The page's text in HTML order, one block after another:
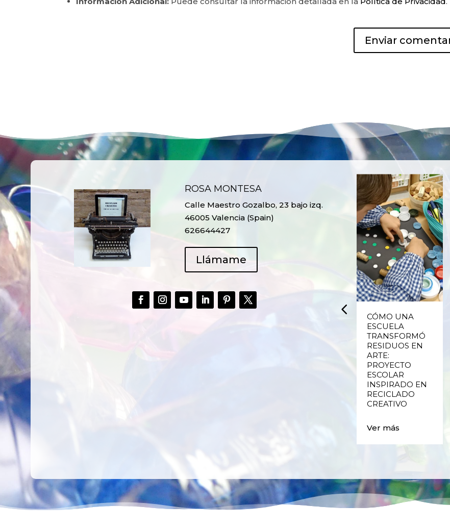
ROSA MONTESA
Calle Maestro Gozalbo, 23 bajo izq.
46005 Valencia (Spain)
626644427
Llámame
RECICLADO EN
CÓMO UNA
ESCUELA
TRANSFORMÓ
RESIDUOS EN
ARTE:
PROYECTO
ESCOLAR
INSPIRADO EN
RECICLADO
CREATIVO
Ver más